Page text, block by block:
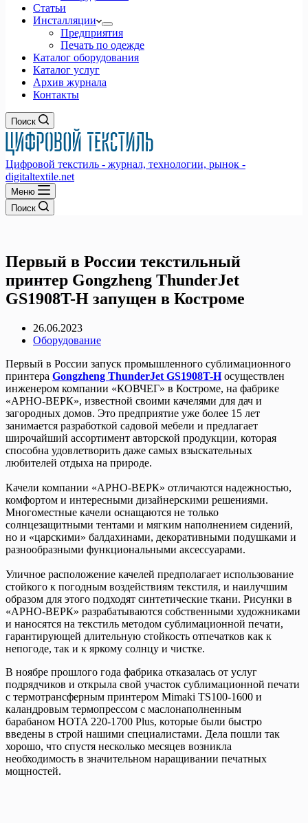
Статьи
Инсталляции
Предприятия
Печать по одежде
Каталог оборудования
Каталог услуг
Архив журнала
Контакты
Поиск
Цифровой текстиль - журнал, технологии, рынок -
digitaltextile.net
Меню
Поиск
Первый в России текстильный
принтер Gongzheng ThunderJet
GS1908T-H запущен в Костроме
26.06.2023
Оборудование
Первый в России запуск промышленного сублимационного
принтера Gongzheng ThunderJet GS1908T-Hосуществлен
инженером компании «КОВЧЕГ» в Костроме, на фабрике
«АРНО-ВЕРК», известной своими качелями для дач и
загородных домов. Это предприятие уже более 15 лет
занимается разработкой садовой мебели и предлагает
широчайший ассортимент авторской продукции, которая
способна удовлетворить даже самых взыскательных
любителей отдыха на природе.
Качели компании «АРНО-ВЕРК» отличаются надежностью,
комфортом и интересными дизайнерскими решениями.
Многоместные качели оснащаются не только
солнцезащитными тентами и мягким наполнением сидений,
но и «царскими» балдахинами, декоративными подушками и
разнообразными функциональными аксессуарами.
Уличное расположение качелей предполагает использование
стойкого к погодным воздействиям текстиля, и наилучшим
образом для этого подходят синтетические ткани. Рисунки в
«АРНО-ВЕРК» разрабатываются собственными художниками
и наносятся на текстиль методом сублимационной печати,
гарантирующей длительную стойкость отпечатков как к
непогоде, так и к яркому солнцу и чистке.
В ноябре прошлого года фабрика отказалась от услуг
подрядчиков и открыла свой участок сублимационной печати
с термотрансферным принтером Mimaki TS100-1600 и
каландровым термопрессом с маслонаполненным
барабаном HOTA 220-1700 Plus, которые были быстро
введены в строй нашими специалистами. Дела пошли так
хорошо, что спустя несколько месяцев возникла
необходимость в значительном наращивании печатных
мощностей.